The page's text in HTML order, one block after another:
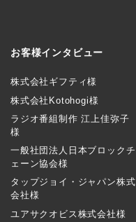
お客様インタビュー
株式会社ギフティ様
株式会社Kotohogi様
ラジオ番組制作 江上佳弥子
様
一般社団法人日本ブロックチ
ェーン協会様
タップジョイ・ジャパン株式
会社様
ユアサクオビス株式会社様